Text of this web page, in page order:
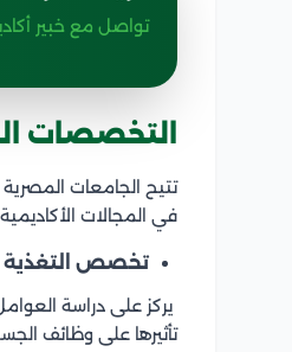
تواصل مع خبير
التخصصات
تتيح الجامعات
في المجالات
تخصص التغذية
يركز على دراسة
تأثيرها على وظائف